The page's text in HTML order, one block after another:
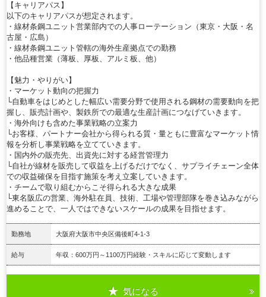
【キャリアパス】
以下のキャリアパスが想定されます。
・線材条鋼ユニット営業部内での人事ローテーション（東京・大阪・名
古屋・広島）
・線材条鋼ユニット管轄の海外生産拠点での勤務
・他品種営業（薄板、厚板、アルミ板、他）
【魅力・やりがい】
・マーケット動向の把握力
└自動車をはじめとした幅広い需要分野で使用される鋼材の需要動向を把
握し、販売計画や、製鉄所での最適な生産計画につなげていきます。
・海外向けも含めた事業戦略の立案力
└お客様、パートナー会社から得られる質・量ともに豊富なマーケット情
報を分析し事業戦略を立てていきます。
・国内外の販売先、出資先に対する経営管理力
└自社が線材を販売して収益を上げるだけでなく、サプライチェーン全体
での収益確保を目指す施策を考え立案していきます。
・チームで取り組むからこそ得られる大きな成果
└東名阪広の営業、海外駐在員、技術、工場や管理部隊を巻き込みながら
進めることで、一人ではできないスケールの成果を目指せます。
勤務地 大阪府大阪市中央区備後町4-1-3
給与 年収：600万円～1100万円経験・スキルに応じて変動します
気になる